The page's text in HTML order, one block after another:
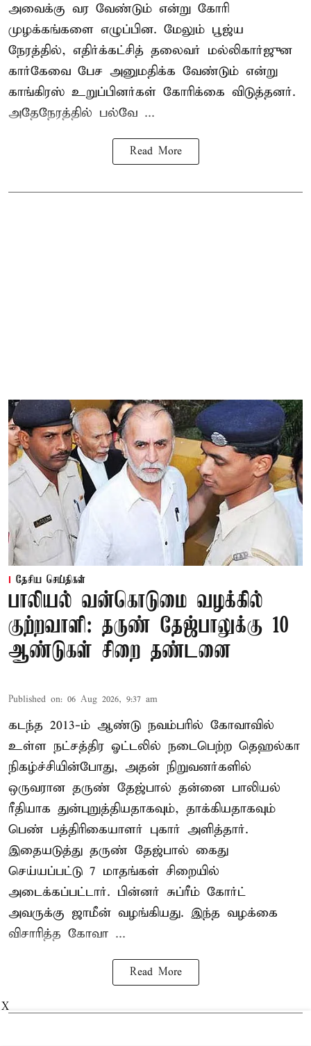
அவைக்கு வர வேண்டும் என்று கோரி
முழக்கங்களை எழுப்பின. மேலும் பூஜ்ய
நேரத்தில், எதிர்க்கட்சித் தலைவர் மல்லிகார்ஜுன
கார்கேவை பேச அனுமதிக்க வேண்டும் என்று
காங்கிரஸ் உறுப்பினர்கள் கோரிக்கை விடுத்தனர்.
அதேநேரத்தில் பல்வே ...
Read More
தேசிய செய்திகள்
பாலியல் வன்கொடுமை வழக்கில்
குற்றவாளி: தருண் தேஜ்பாலுக்கு 10
ஆண்டுகள் சிறை தண்டனை
Published on: 06 Aug 2026, 9:37 am
கடந்த 2013-ம் ஆண்டு நவம்பரில் கோவாவில்
உள்ள நட்சத்திர ஓட்டலில் நடைபெற்ற தெஹல்கா
நிகழ்ச்சியின்போது, அதன் நிறுவனர்களில்
ஒருவரான தருண் தேஜ்பால் தன்னை பாலியல்
ரீதியாக துன்புறுத்தியதாகவும், தாக்கியதாகவும்
பெண் பத்திரிகையாளர் புகார் அளித்தார்.
இதையடுத்து தருண் தேஜ்பால் கைது
செய்யப்பட்டு 7 மாதங்கள் சிறையில்
அடைக்கப்பட்டார். பின்னர் சுப்ரீம் கோர்ட்
அவருக்கு ஜாமீன் வழங்கியது. இந்த வழக்கை
விசாரித்த கோவா ...
Read More
X